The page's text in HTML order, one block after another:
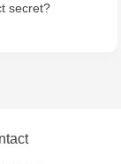
secret?